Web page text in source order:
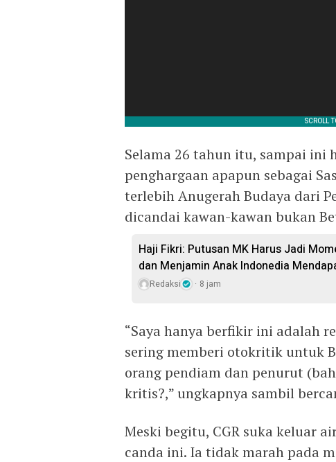
Selama 26 tahun itu, sampai ini
penghargaan apapun sebagai
terlebih Anugerah Budaya dari
dicandai kawan-kawan bukan
Haji Fikri: Putusan MK Harus Jadi
dan Menjamin Anak Indonedia
Redaksi 8 jam
“Saya hanya berfikir ini adalah
sering memberi otokritik untuk
orang pendiam dan penurut
kritis?,” ungkapnya sambil
Meski begitu, CGR suka keluar
canda ini. Ia tidak marah pada